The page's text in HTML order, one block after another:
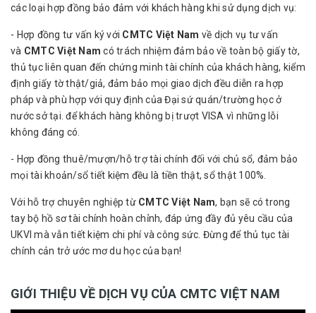
các loại hợp đồng bảo đảm với khách hàng khi sử dụng dịch vụ:
- Hợp đồng tư vấn ký với CMTC Việt Nam về dịch vụ tư vấn
và CMTC Việt Nam có trách nhiệm đảm bảo về toàn bộ giấy tờ,
thủ tục liên quan đến chứng minh tài chính của khách hàng, kiểm
định giấy tờ thật/giả, đảm bảo mọi giao dịch đều diễn ra hợp
pháp và phù hợp với quy định của Đại sứ quán/trường học ở
nước sở tại. để khách hàng không bị trượt VISA vì những lỗi
không đáng có.
- Hợp đồng thuê/mượn/hỗ trợ tài chính đối với chủ sổ, đảm bảo
mọi tài khoản/sổ tiết kiệm đều là tiền thật, sổ thật 100%.
Với hỗ trợ chuyên nghiệp từ CMTC Việt Nam, bạn sẽ có trong
tay bộ hồ sơ tài chính hoàn chỉnh, đáp ứng đầy đủ yêu cầu của
UKVI mà vẫn tiết kiệm chi phí và công sức. Đừng để thủ tục tài
chính cản trở ước mơ du học của bạn!
GIỚI THIỆU VỀ DỊCH VỤ CỦA CMTC VIỆT NAM